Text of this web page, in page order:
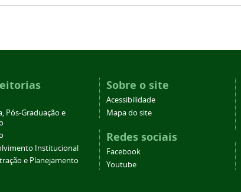
Pós-Graduação e
Institucional
e Planejamento
Sobre o site
Acessibilidade
Mapa do site
Redes sociais
Facebook
Youtube